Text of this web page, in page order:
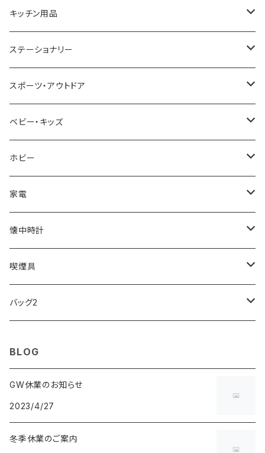
CACTUS
TIMEX
NIXON
AVALANCHE
ORIENT
ZEPPELIN
SKAGEN
FOOTBALL WATCHES
ARCA FUTURA
DISNEY
FOREVER
NO BRAND
ARNOLD PALMER
MICHAEL KORS
DIESEL
ALV
Merge
ETTINGER
COACH
BVLGARI
VANQUISH
DUNHILL
BEAMZSQUARE
POLICE
PAUL HEWITT
22designstudio
BOTTEGA VENETA
EMPORIO ARMANI
CALVIN KLEIN
DANIEL WELLINGTON
SWAROVSKI
VIVIENNE WESTWOOD
MICHAEL KORS
MARC JACOBS
NIKE
DUNHILL
NEWYORKER
OROBIANCO
Ellese
COLEMAN
MONTBLANC
Fashion Accessory Cllection
ISLAND
ATLANTIC STARS
VIVIENNE WESTWOOD
United HOMME
RODANIA
BEAMZSQUARE
BLAZER CLUB
ANDY HAWARD
G GUSTO
GULLWING
LESPORTSAC
PRADA
BROMPTON
HAMILTON
CRYSTOCRAFT
SEIKO
CITIZEN
BRAUN
RHYTHM
BLOSSOM
MONDAINE
MAWA
その他
TANACOCORO
WOODEN
キッチン用品
I'mD
Helios
VALENTINO VISCANI
ステーショナリー
LAMY
WATERMAN
PARKER
PELIKAN
CROSS
MONTBLANC
SWAROVSKI
SMYTHSON
スポーツ・アウトドア
Trangia
Barebones
FEUERHAND
CASIO
ベビー・キッズ
ふわりぃ
ERGO BABY
ホビー
その他
AMOS
OMMIX
COACH
家電
CREATE
TORAY
OMRON
Micol
懐中時計
MONDAINE
喫煙具
ZIPPO
バッグ2
BLOG
GW休業のお知らせ
2023/4/27
冬季休業のご案内